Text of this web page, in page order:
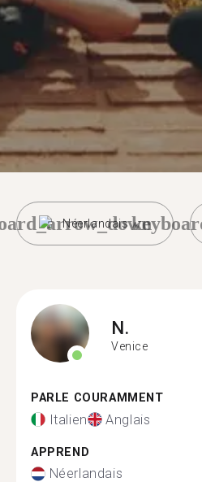
Néerlandais
N.
Venice
PARLE COURAMMENT
Italien Anglais
APPREND
Néerlandais